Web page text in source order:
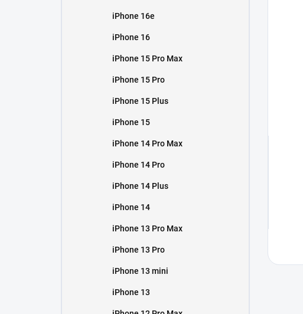
iPhone 16e
iPhone 16
iPhone 15 Pro Max
iPhone 15 Pro
iPhone 15 Plus
iPhone 15
iPhone 14 Pro Max
iPhone 14 Pro
iPhone 14 Plus
iPhone 14
iPhone 13 Pro Max
iPhone 13 Pro
iPhone 13 mini
iPhone 13